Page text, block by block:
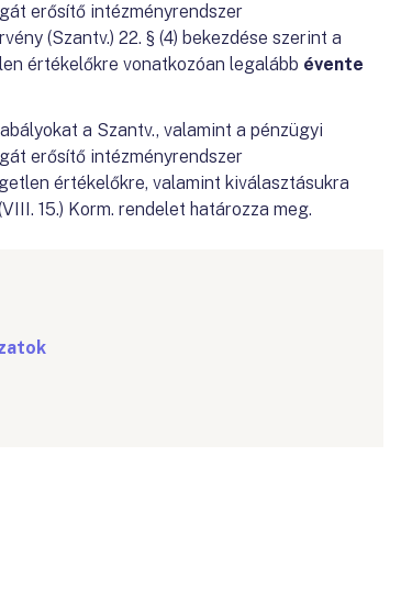
erősítő intézményrendszer
(Szantv.) 22. § (4) bekezdése szerint a
értékelőkre vonatkozóan legalább évente
a Szantv., valamint a pénzügyi
erősítő intézményrendszer
értékelőkre, valamint kiválasztásukra
15.) Korm. rendelet határozza meg.